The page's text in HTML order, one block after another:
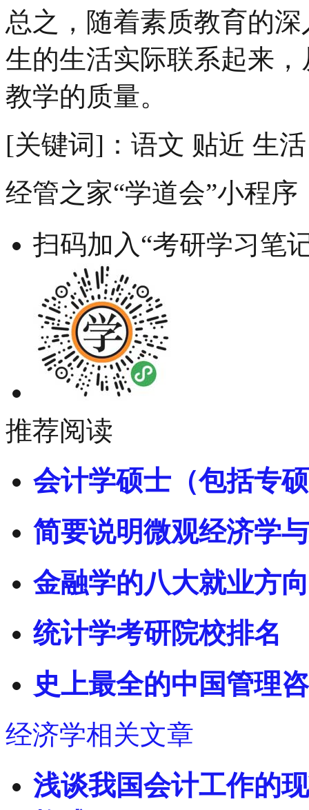
总之，随着素质教育的
生的生活实际联系起来
教学的质量。
[关键词]：语文 贴近 生
经管之家“学道会”小程序
扫码加入“考研学习笔
推荐阅读
会计学硕士（包括专
简要说明微观经济学
金融学的八大就业方
统计学考研院校排名
史上最全的中国管理
经济学相关文章
浅谈我国会计工作的